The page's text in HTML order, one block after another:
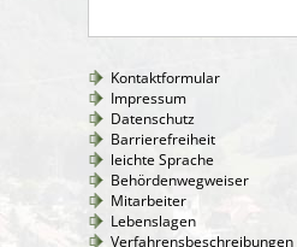
Kontaktformular
Impressum
Datenschutz
Barrierefreiheit
leichte Sprache
Behördenwegweiser
Mitarbeiter
Lebenslagen
Verfahrensbeschreibungen